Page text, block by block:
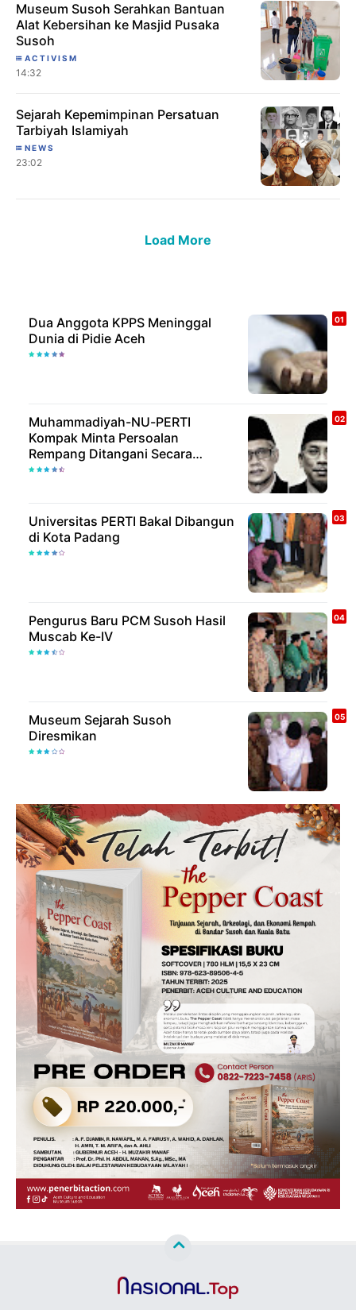
Museum Susoh Serahkan Bantuan
Alat Kebersihan ke Masjid Pusaka
Susoh
ACTIVISM
14:32
Sejarah Kepemimpinan Persatuan
Tarbiyah Islamiyah
NEWS
23:02
Load More
Dua Anggota KPPS Meninggal
Dunia di Pidie Aceh
Muhammadiyah-NU-PERTI
Kompak Minta Persoalan
Rempang Ditangani Secara
Humanis
Universitas PERTI Bakal Dibangun
di Kota Padang
Pengurus Baru PCM Susoh Hasil
Muscab Ke-IV
Museum Sejarah Susoh
Diresmikan